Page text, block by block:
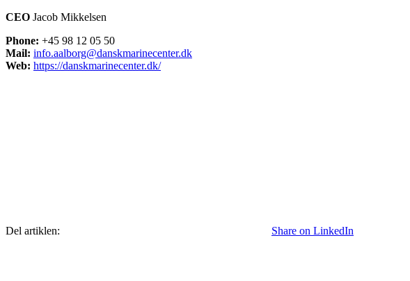
CEO Jacob Mikkelsen
Phone: +45 98 12 05 50
Mail: info.aalborg@danskmarinecenter.dk
Web: https://danskmarinecenter.dk/
Del artiklen: Share on LinkedIn